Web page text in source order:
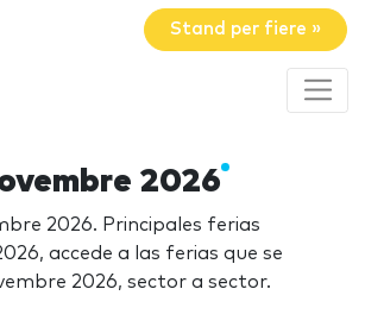
Stand per fiere »
2026
2026. Principales ferias
accede a las ferias que se
2026, sector a sector.